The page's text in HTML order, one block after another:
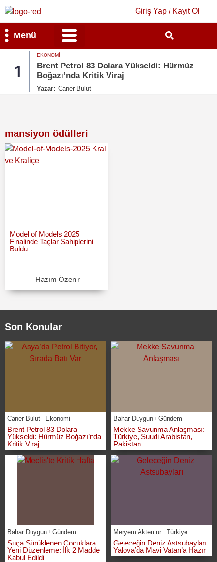
Giriş Yap / Kayıt Ol
Menü
1
EKONOMI
Brent Petrol 83 Dolara Yükseldi: Hürmüz
Boğazı’nda Kritik Viraj
Yazar: Caner Bulut
mansiyon ödülleri
Model of Models 2025
Finalinde Taçlar Sahiplerini
Buldu
Hazım Özenir
Son Konular
Caner Bulut Ekonomi
Brent Petrol 83 Dolara
Yükseldi: Hürmüz Boğazı’nda
Kritik Viraj
Bahar Duygun Gündem
Mekke Savunma Anlaşması:
Türkiye, Suudi Arabistan,
Pakistan
Bahar Duygun Gündem
Suça Sürüklenen Çocuklara
Yeni Düzenleme: İlk 2 Madde
Kabul Edildi
Meryem Aktemur Türkiye
Geleceğin Deniz Astsubayları
Yalova’da Mavi Vatan’a Hazır